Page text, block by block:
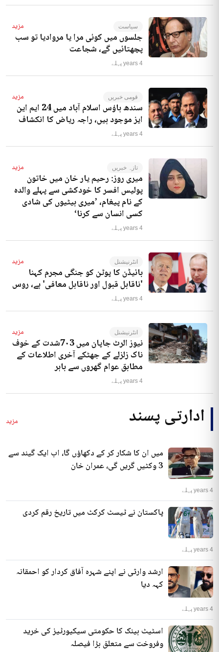
سیاست مزید
جلسوں میں کوئی مرا یا مروادیا تو سب
پچھتائیں گے، شجاعت
4 years پہلے
قومی خبریں مزید
سندھ ہاؤس اسلام آباد میں 24 ایم این
ایز موجود ہیں، راجہ ریاض کا انکشاف
4 years پہلے
تازہ خبریں مزید
میری روز: رحیم یار خان میں خاتون
پولیس افسر کا خودکشی سے پہلے والدہ
کے نام پیغام، ’میری بیٹیوں کی شادی
کسی انسان سے کرنا‘
4 years پہلے
انٹرنیشنل مزید
بائیڈن کا پوٹن کو جنگی مجرم کہنا
'ناقابل قبول اور ناقابل معافی' ہے، روس
4 years پہلے
انٹرنیشنل مزید
نیوز الرٹ جاپان میں 7۰3شدت کے خوف
ناک زلزلے کے جھٹکے آخری اطلاعات کے
مطابق عوام گھروں سے باہر
4 years پہلے
ادارتی پسند مزید
میں ان کا شکار کر کے دکھاؤں گا، اب ایک گیند سے
3 وکٹیں گریں گی، عمران خان
4 years پہلے
پاکستان نے ٹیسٹ کرکٹ میں تاریخ رقم کردی
4 years پہلے
ارشد وارثی نے اپنے شہرہ آفاق کردار کو احمقانہ
کہہ دیا
4 years پہلے
اسٹیٹ بینک کا حکومتی سیکیورٹیز کی خرید
وفروخت سے متعلق بڑا فیصلہ